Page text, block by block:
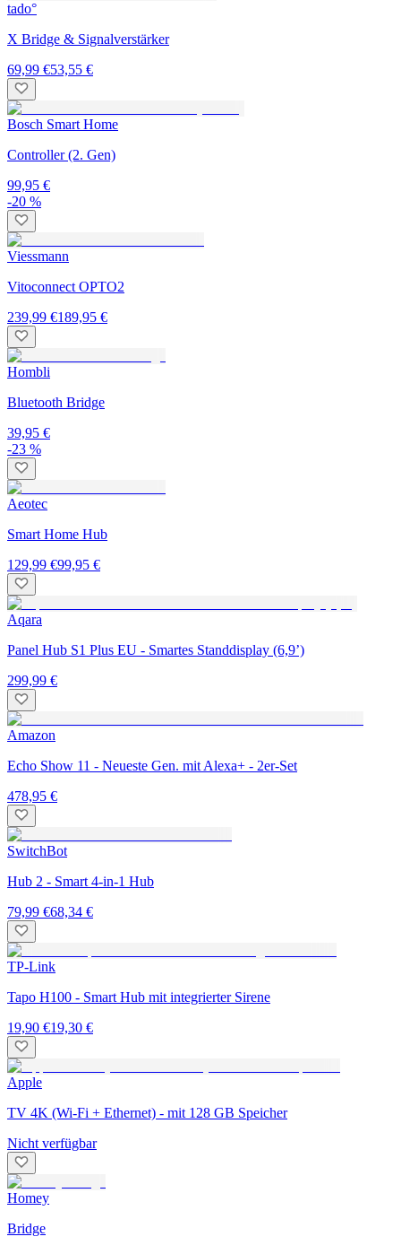
tado°
X Bridge & Signalverstärker
69,99 €53,55 €
Bosch Smart Home
Controller (2. Gen)
99,95 €
-20 %
Viessmann
Vitoconnect OPTO2
239,99 €189,95 €
Hombli
Bluetooth Bridge
39,95 €
-23 %
Aeotec
Smart Home Hub
129,99 €99,95 €
Aqara
Panel Hub S1 Plus EU - Smartes Standdisplay (6,9’)
299,99 €
Amazon
Echo Show 11 - Neueste Gen. mit Alexa+ - 2er-Set
478,95 €
SwitchBot
Hub 2 - Smart 4-in-1 Hub
79,99 €68,34 €
TP-Link
Tapo H100 - Smart Hub mit integrierter Sirene
19,90 €19,30 €
Apple
TV 4K (Wi-Fi + Ethernet) - mit 128 GB Speicher
Nicht verfügbar
Homey
Bridge